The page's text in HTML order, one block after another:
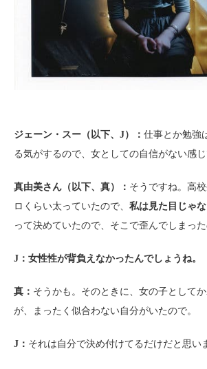
ジェーン・スー（以下、J）： 仕事とか勉強
る気がするので、女としての自信がない感じ
真由美さん（以下、真）： そうですね。高
ロくらい太っていたので、 私は見た目じゃ
って決めていたので、そこで歪んでしまった
J： 女性性が背負えなかったんでしょうね。
真： そうかも。そのときに、女の子として
が、まったく似合わない自分がいたので。
J： それは自分で決め付けてるだけだと思い